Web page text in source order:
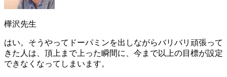
樺沢先生
はい。そうやってドーパミンを出しながらバリバリ頑張って
きた人は、頂上まで上った瞬間に、今まで以上の目標が設定
できなくなってしまいます。